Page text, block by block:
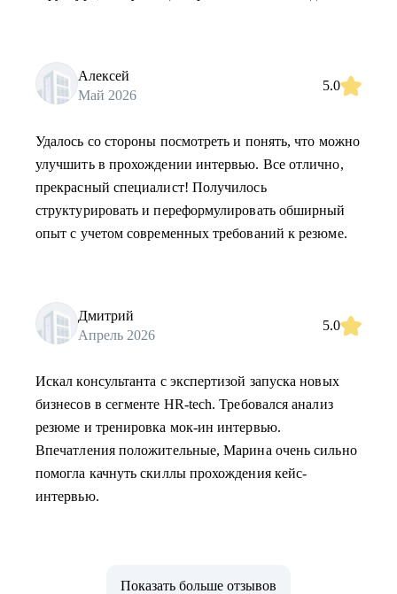
Алексей
Май 2026
5.0
Удалось со стороны посмотреть и понять, что можно
улучшить в прохождении интервью. Все отлично,
прекрасный специалист! Получилось
структурировать и переформулировать обширный
опыт с учетом современных требований к резюме.
Дмитрий
Апрель 2026
5.0
Искал консультанта с экспертизой запуска новых
бизнесов в сегменте HR-tech. Требовался анализ
резюме и тренировка мок-ин интервью.
Впечатления положительные, Марина очень сильно
помогла качнуть скиллы прохождения кейс-
интервью.
Показать больше отзывов